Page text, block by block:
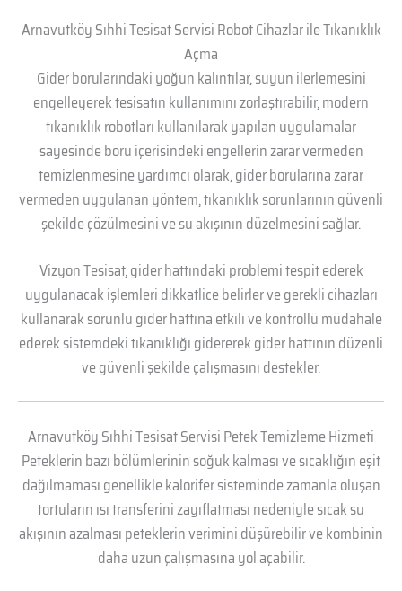
Arnavutköy Sıhhi Tesisat Servisi Robot Cihazlar ile Tıkanıklık
Açma
Gider borularındaki yoğun kalıntılar, suyun ilerlemesini
engelleyerek tesisatın kullanımını zorlaştırabilir, modern
tıkanıklık robotları kullanılarak yapılan uygulamalar
sayesinde boru içerisindeki engellerin zarar vermeden
temizlenmesine yardımcı olarak, gider borularına zarar
vermeden uygulanan yöntem, tıkanıklık sorunlarının güvenli
şekilde çözülmesini ve su akışının düzelmesini sağlar.
Vizyon Tesisat, gider hattındaki problemi tespit ederek
uygulanacak işlemleri dikkatlice belirler ve gerekli cihazları
kullanarak sorunlu gider hattına etkili ve kontrollü müdahale
ederek sistemdeki tıkanıklığı gidererek gider hattının düzenli
ve güvenli şekilde çalışmasını destekler.
Arnavutköy Sıhhi Tesisat Servisi Petek Temizleme Hizmeti
Peteklerin bazı bölümlerinin soğuk kalması ve sıcaklığın eşit
dağılmaması genellikle kalorifer sisteminde zamanla oluşan
tortuların ısı transferini zayıflatması nedeniyle sıcak su
akışının azalması peteklerin verimini düşürebilir ve kombinin
daha uzun çalışmasına yol açabilir.